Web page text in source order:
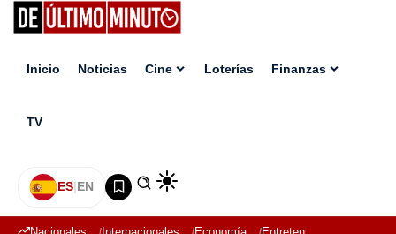
Inicio Noticias Cine Loterías Finanzas
TV
ES|EN